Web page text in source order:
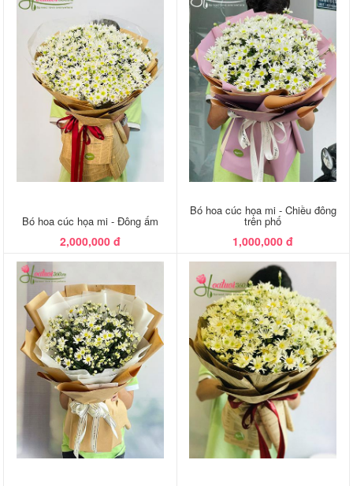
Bó hoa cúc họa mi - Đông ấm
2,000,000 đ
Bó hoa cúc họa mi - Chiều đông
trên phố
1,000,000 đ